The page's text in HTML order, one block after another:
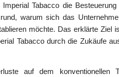
Tabacco die
warum sich das
möchte. Das erklärte Ziel
Tabacco durch die Zukäufe
auf dem konventionellen